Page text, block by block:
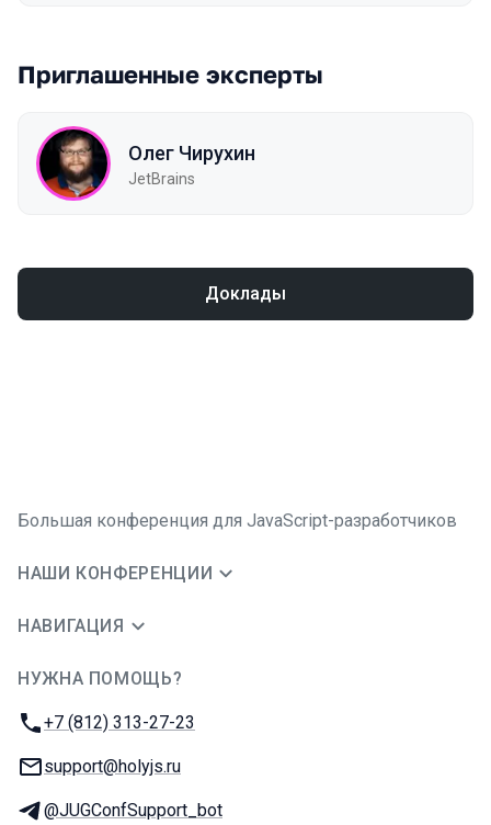
Приглашенные эксперты
Олег Чирухин
JetBrains
Доклады
Большая конференция для JavaScript-разработчиков
НАШИ КОНФЕРЕНЦИИ
НАВИГАЦИЯ
НУЖНА ПОМОЩЬ?
Телефон:
+7 (812) 313-27-23
E-mail:
support@holyjs.ru
Телеграм:
@JUGConfSupport_bot